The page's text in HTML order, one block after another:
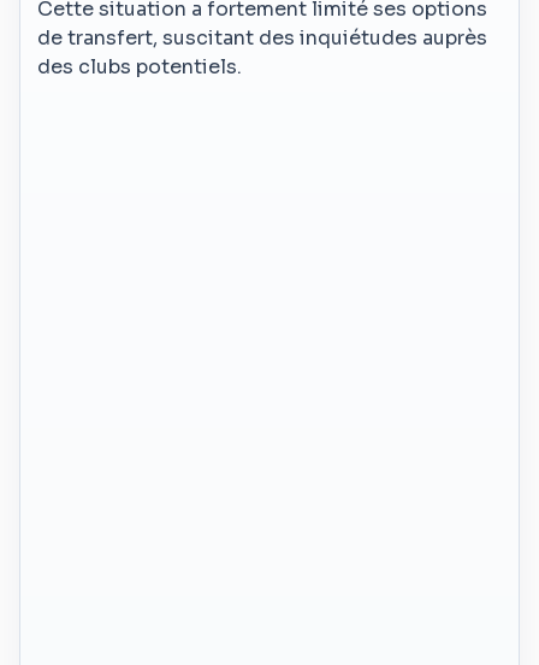
Cette situation a fortement limité ses options
de transfert, suscitant des inquiétudes auprès
des clubs potentiels.